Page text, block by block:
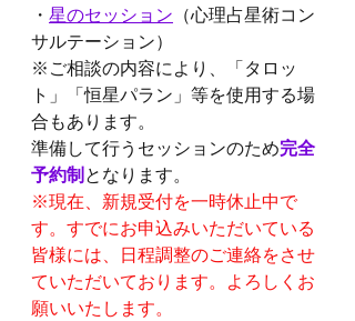
・ 星のセッション （心理占星術コン
サルテーション）
※ご相談の内容により、「タロッ
ト」「恒星パラン」等を使用する場
合もあります。
準備して行うセッションのため完全
予約制となります。
※現在、新規受付を一時休止中で
す。すでにお申込みいただいている
皆様には、日程調整のご連絡をさせ
ていただいております。よろしくお
願いいたします。